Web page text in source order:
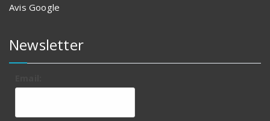
Avis Google
Newsletter